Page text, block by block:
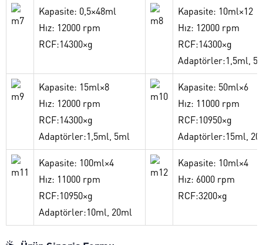
Kapasite: 0,5×48ml
Hız: 12000 rpm
RCF:14300×g
Kapasite: 10ml×12
Hız: 12000 rpm
RCF:14300×g
Adaptörler:1,5ml,
Kapasite: 15ml×8
Hız: 12000 rpm
RCF:14300×g
Adaptörler:1,5ml, 5ml
Kapasite: 50ml×6
Hız: 11000 rpm
RCF:10950×g
Adaptörler:15ml,
Kapasite: 100ml×4
Hız: 11000 rpm
RCF:10950×g
Adaptörler:10ml, 20ml
Kapasite: 10ml×4
Hız: 6000 rpm
RCF:3200×g